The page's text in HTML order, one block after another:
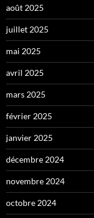
août 2025
juillet 2025
mai 2025
avril 2025
mars 2025
février 2025
janvier 2025
décembre 2024
novembre 2024
octobre 2024